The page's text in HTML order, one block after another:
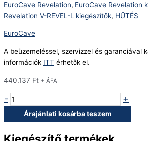
EuroCave Revelation, EuroCave Revelation
Revelation V-REVEL-L kiegészítők, HŰTÉS
EuroCave
A beüzemeléssel, szervizzel és garanciával
információk ITT érhetők el.
440.137 Ft + ÁFA
- +
Árajánlati kosárba teszem
Kiegészítő termékek